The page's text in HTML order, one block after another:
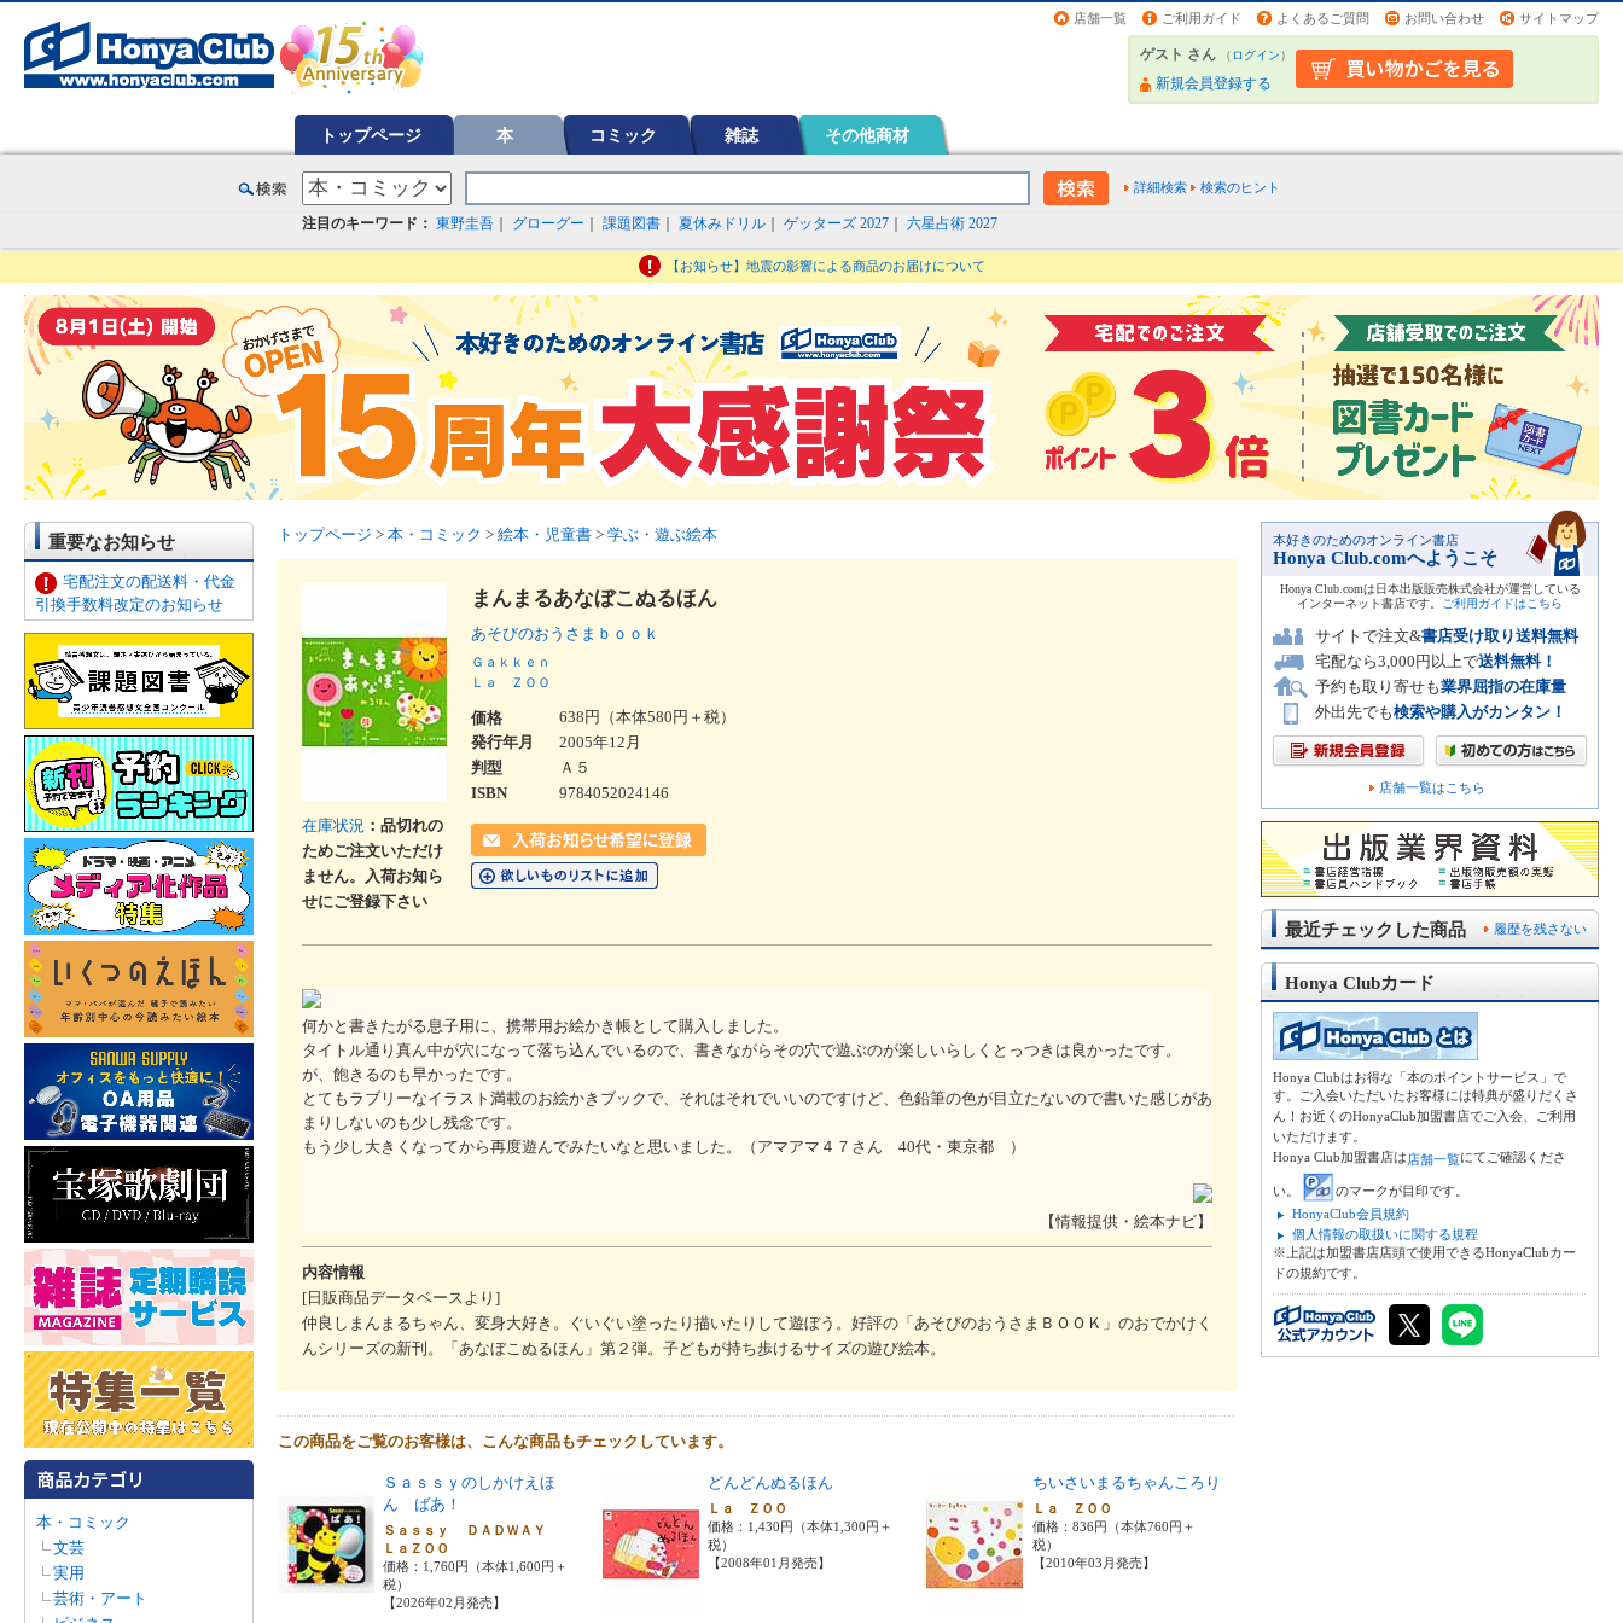
店舗一覧 ご利用ガイド よくあるご質問 お問い合わせ サイトマップ
ゲスト さん （ログイン）
新規会員登録する
トップページ 本 コミック 雑誌 その他商材
詳細検索 検索のヒント
注目のキーワード： 東野圭吾 グローグー 課題図書 夏休みドリル ゲッターズ 2027 六星占術 2027
【お知らせ】地震の影響による商品のお届けについて
重要なお知らせ
宅配注文の配送料・代金
引換手数料改定のお知らせ
本・コミック
文芸
実用
芸術・アート
トップページ > 本・コミック > 絵本・児童書 > 学ぶ・遊ぶ絵本
在庫状況 ：品切れの
ためご注文いただけ
ません。入荷お知ら
せにご登録下さい
まんまるあなぼこぬるほん
あそびのおうさまｂｏｏｋ
Ｇａｋｋｅｎ
Ｌａ ＺＯＯ
価格
638円（本体580円＋税）
発行年月
2005年12月
判型
Ａ５
ISBN
9784052024146
何かと書きたがる息子用に、携帯用お絵かき帳として購入しました。
タイトル通り真ん中が穴になって落ち込んでいるので、書きながらその穴で遊ぶのが楽しいらしくとっつきは良かったです。
が、飽きるのも早かったです。
とてもラブリーなイラスト満載のお絵かきブックで、それはそれでいいのですけど、色鉛筆の色が目立たないので書いた感じがあ
まりしないのも少し残念です。
もう少し大きくなってから再度遊んでみたいなと思いました。（アマアマ４７さん 40代・東京都 ）
【情報提供・絵本ナビ】
内容情報
[日販商品データベースより]
仲良しまんまるちゃん、変身大好き。ぐいぐい塗ったり描いたりして遊ぼう。好評の「あそびのおうさまＢＯＯＫ」のおでかけく
んシリーズの新刊。「あなぼこぬるほん」第２弾。子どもが持ち歩けるサイズの遊び絵本。
この商品をご覧のお客様は、こんな商品もチェックしています。
Ｓａｓｓｙのしかけえほ
ん ばあ！
Ｓａｓｓｙ ＤＡＤＷＡＹ
ＬａＺＯＯ
価格：1,760円（本体1,600円＋
税）
【2026年02月発売】
どんどんぬるほん
Ｌａ ＺＯＯ
価格：1,430円（本体1,300円＋
税）
【2008年01月発売】
ちいさいまるちゃんころり
Ｌａ ＺＯＯ
価格：836円（本体760円＋
税）
【2010年03月発売】
本好きのためのオンライン書店
Honya Club.comへようこそ
Honya Club.comは日本出版販売株式会社が運営している
インターネット書店です。
ご利用ガイドはこちら
サイトで注文&書店受け取り送料無料
宅配なら3,000円以上で送料無料！
予約も取り寄せも業界屈指の在庫量
外出先でも検索や購入がカンタン！
店舗一覧はこちら
履歴を残さない
最近チェックした商品
Honya Clubカード
Honya Clubはお得な「本のポイントサービス」で
す。ご入会いただいたお客様には特典が盛りだくさ
ん！お近くのHonyaClub加盟書店でご入会、ご利用
いただけます。
Honya Club加盟書店は店舗一覧にてご確認くださ
い。
のマークが目印です。
HonyaClub会員規約
個人情報の取扱いに関する規程
※上記は加盟書店店頭で使用できるHonyaClubカー
ドの規約です。